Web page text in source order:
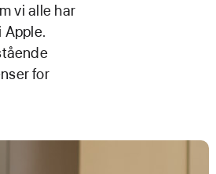
vi alle har
Apple.
for